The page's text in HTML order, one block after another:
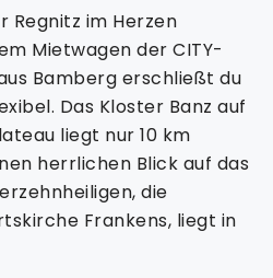
Regnitz im Herzen
Mietwagen der CITY-
Bamberg erschließt du
Das Kloster Banz auf
liegt nur 10 km
herrlichen Blick auf das
die
Frankens, liegt in